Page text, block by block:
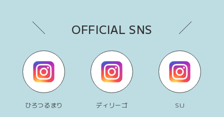
OFFICIAL SNS
ひろつるまり ディリーゴ SIJ